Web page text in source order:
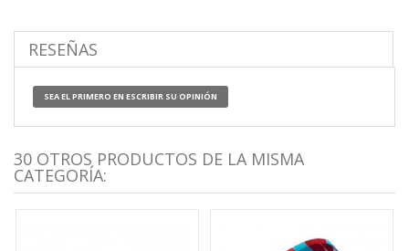
RESEÑAS
SEA EL PRIMERO EN ESCRIBIR SU OPINIÓN
30 OTROS PRODUCTOS DE LA MISMA
CATEGORÍA: